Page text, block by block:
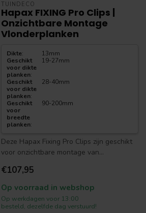
TUINDECO
Hapax FIXING Pro Clips |
Onzichtbare Montage
Vlonderplanken
Dikte:
13mm
Geschikt
voor dikte
planken:
19-27mm
Geschikt
voor dikte
planken:
28-40mm
Geschikt
voor
breedte
planken:
90-200mm
Deze Hapax Fixing Pro Clips zijn geschikt
voor onzichtbare montage van...
€107,95
Op voorraad in webshop
Op werkdagen voor 13:00
besteld, dezelfde dag verstuurd!